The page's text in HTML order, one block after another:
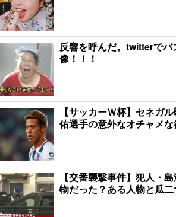
反響を呼んだ。twitterでバ
像！！！
【サッカーＷ杯】セネガ
佑選手の意外なオチャメな
【交番襲撃事件】犯人・
物だった？ある人物と瓜二